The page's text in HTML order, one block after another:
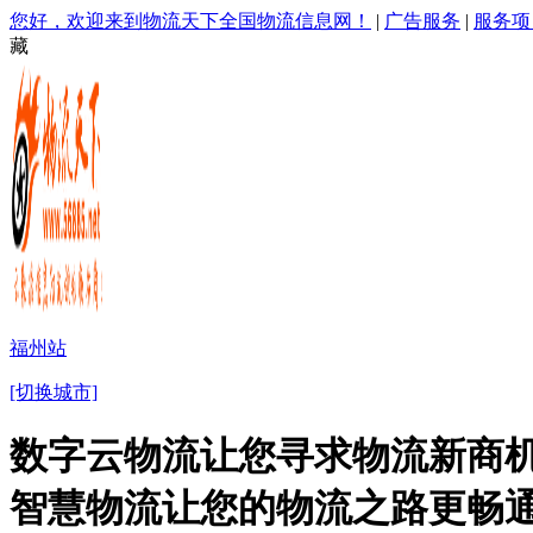
您好，欢迎来到物流天下全国物流信息网！ | 广告服务 | 服务
藏
福州站
[切换城市]
数字云物流让您寻求物流新商
智慧物流让您的物流之路更畅